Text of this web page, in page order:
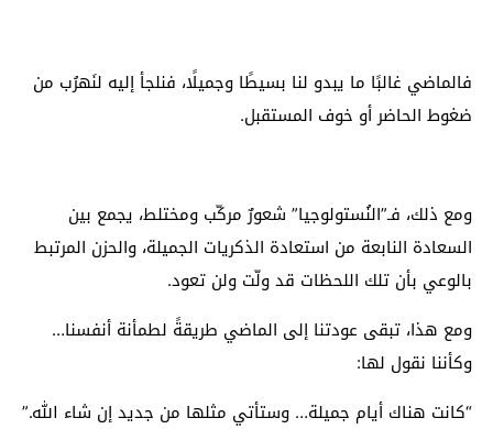
فالماضي غالبًا ما يبدو لنا بسيطًا وجميلًا، فنلجأ إليه لنَهرُب من
ضغوط الحاضر أو خوف المستقبل.
ومع ذلك، فـ”النُستولوجيا” شعورٌ مركّب ومختلط، يجمع بين
السعادة النابعة من استعادة الذكريات الجميلة، والحزن المرتبط
بالوعي بأن تلك اللحظات قد ولّت ولن تعود.
ومع هذا، تبقى عودتنا إلى الماضي طريقةً لطمأنة أنفسنا…
وكأننا نقول لها:
“كانت هناك أيام جميلة… وستأتي مثلها من جديد إن شاء الله.”